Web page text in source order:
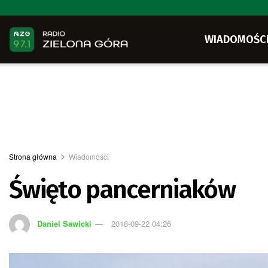
Strona główna Wiadomości
Święto pancerniaków
Daniel Sawicki 2018-09-22 04:26